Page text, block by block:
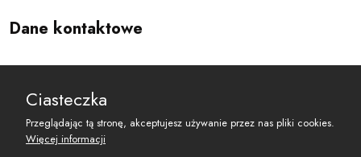
Dane kontaktowe
reset@resetobywatelski.pl
Ciasteczka
Przeglądając tą stronę, akceptujesz używanie przez nas pliki cookies.
Więcej informacji